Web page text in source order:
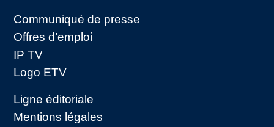
Communiqué de presse
Offres d’emploi
IP TV
Logo ETV
Ligne éditoriale
Mentions légales